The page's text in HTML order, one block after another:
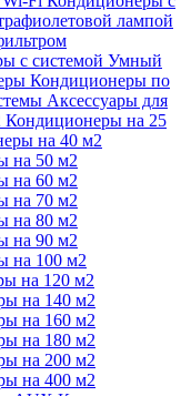
лампой
с системой Умный
Кондиционеры по
Аксессуары для
Кондиционеры на 25
на 40 м2
на 50 м2
на 60 м2
на 70 м2
на 80 м2
на 90 м2
на 100 м2
на 120 м2
на 140 м2
на 160 м2
на 180 м2
на 200 м2
на 400 м2